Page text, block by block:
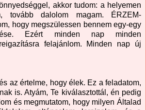
akkor tudom: a helyemen
tovább dalolom magam. ÉRZEM-
hogy megszülessen bennem egy-egy
Ezért minden nap minden
felajánlom. Minden nap új
az értelme, hogy élek. Ez a feladatom,
is. Atyám, Te kiválasztottál, én pedig
és megmutatom, hogy milyen Általad